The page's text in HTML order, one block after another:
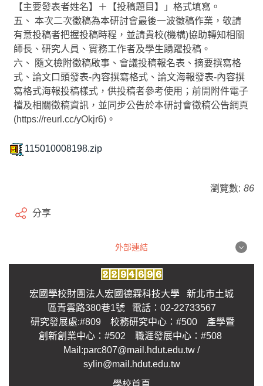
【主要發表者姓名】＋【投稿題目】」格式填寫。
五、 本次二次徵稿為本研討會最後一波徵稿作業，敬請
有意投稿者把握投稿時程，並請貴校(機構)協助轉知相關
師長、研究人員、實務工作者及學生踴躍投稿。
六、 隨文檢附徵稿啟事、會議投稿報名表、摘要撰寫格
式、論文口頭發表-內容撰寫格式、論文海報發表-內容撰
寫格式海報投稿樣式，供投稿者參考使用；前開附件電子
檔及相關徵稿資訊，並同步公告於本研討會徵稿公告網頁
(https://reurl.cc/yOkjr6)。
115010008198.zip
瀏覽數: 86
分享
外部連結
宏國學校財團法人宏國德霖科技大學 新北市土城
區青雲路380巷1號 電話：02-22733567
研究發展處:#809 校務研究中心：#500 產學暨
創新創業中心：#502 職涯發展中心：#508
Mail:parc807@mail.hdut.edu.tw /
sylin@mail.hdut.edu.tw
學校首頁